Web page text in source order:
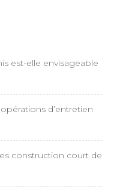
est-elle envisageable
d’entretien
construction court de